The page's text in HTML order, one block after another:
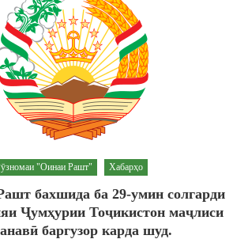
"Оинаи Рашт" Хабарҳо
бахшида ба 29-умин солгарди
Ҷумҳурии Тоҷикистон маҷлиси
баргузор карда шуд.